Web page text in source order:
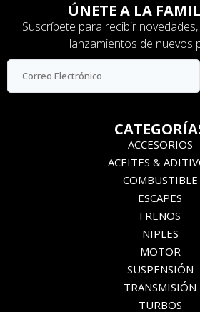
ÚNETE A LA
¡Suscríbete para recibir
lanzamientos de nuevos
ACCESORIOS
ACEITES &
COMBUSTIBLE
ESCAPES
FRENOS
NIPLES
MOTOR
SUSPENSIÓN
TRANSMISIÓN
TURBOS